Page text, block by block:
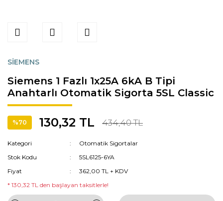
SİEMENS
Siemens 1 Fazlı 1x25A 6kA B Tipi
Anahtarlı Otomatik Sigorta 5SL Classic
%70 130,32 TL 434,40 TL
Kategori
Otomatik Sigortalar
Stok Kodu
5SL6125-6YA
Fiyat
362,00 TL + KDV
* 130,32 TL den başlayan taksitlerle!